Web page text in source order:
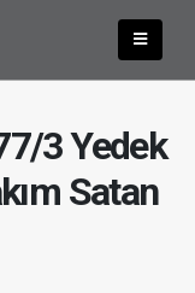
3 Yedek
Satan